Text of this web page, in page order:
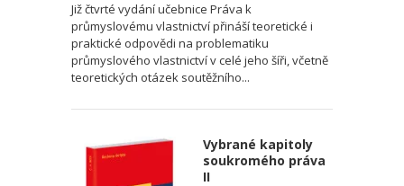
Již čtvrté vydání učebnice Práva k
průmyslovému vlastnictví přináší teoretické i
praktické odpovědi na problematiku
průmyslového vlastnictví v celé jeho šíři, včetně
teoretických otázek soutěžního...
Vybrané kapitoly
soukromého práva
II